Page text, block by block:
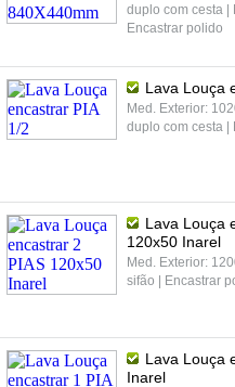
duplo com cesta |
Encastrar polido
Lava Louça
Med. Exterior:
duplo com cesta |
Lava Louça
120x50 Inarel
Med. Exterior:
sifão | Encastrar
Lava Louça
Inarel